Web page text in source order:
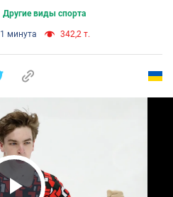
Другие виды спорта
1 минута 342,2 т.